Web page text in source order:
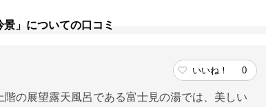
」についての口コミ
いいね！ 0
の展望露天風呂である富士見の湯では、美しい